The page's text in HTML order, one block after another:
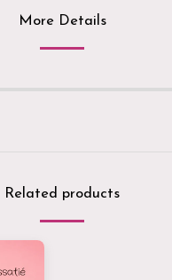
More Details
Related products